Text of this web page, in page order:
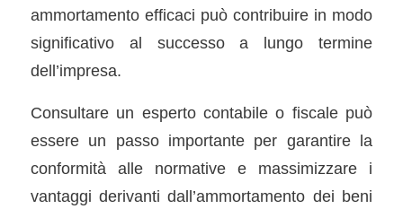
ammortamento efficaci può contribuire in modo
significativo al successo a lungo termine
dell’impresa.
Consultare un esperto contabile o fiscale può
essere un passo importante per garantire la
conformità alle normative e massimizzare i
vantaggi derivanti dall’ammortamento dei beni